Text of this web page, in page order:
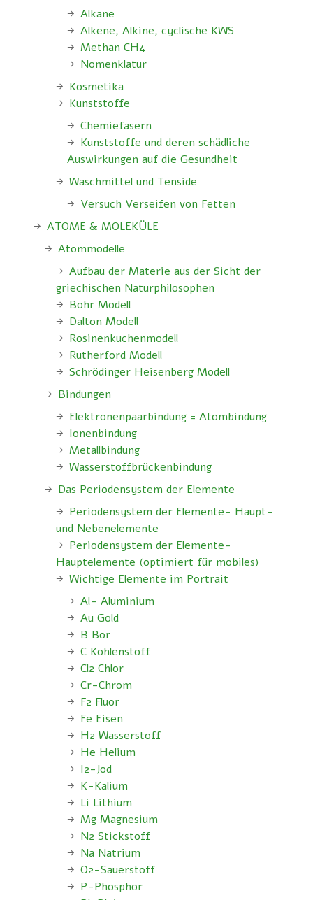
Alkane
Alkene, Alkine, cyclische KWS
Methan CH4
Nomenklatur
Kosmetika
Kunststoffe
Chemiefasern
Kunststoffe und deren schädliche
Auswirkungen auf die Gesundheit
Waschmittel und Tenside
Versuch Verseifen von Fetten
ATOME & MOLEKÜLE
Atommodelle
Aufbau der Materie aus der Sicht der
griechischen Naturphilosophen
Bohr Modell
Dalton Modell
Rosinenkuchenmodell
Rutherford Modell
Schrödinger Heisenberg Modell
Bindungen
Elektronenpaarbindung = Atombindung
Ionenbindung
Metallbindung
Wasserstoffbrückenbindung
Das Periodensystem der Elemente
Periodensystem der Elemente- Haupt-
und Nebenelemente
Periodensystem der Elemente-
Hauptelemente (optimiert für mobiles)
Wichtige Elemente im Portrait
Al- Aluminium
Au Gold
B Bor
C Kohlenstoff
Cl2 Chlor
Cr-Chrom
F2 Fluor
Fe Eisen
H2 Wasserstoff
He Helium
I2-Jod
K-Kalium
Li Lithium
Mg Magnesium
N2 Stickstoff
Na Natrium
O2-Sauerstoff
P-Phosphor